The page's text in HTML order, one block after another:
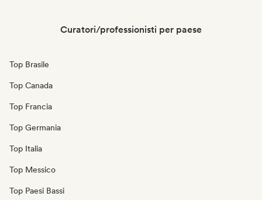
Curatori/professionisti per paese
Top Brasile
Top Canada
Top Francia
Top Germania
Top Italia
Top Messico
Top Paesi Bassi